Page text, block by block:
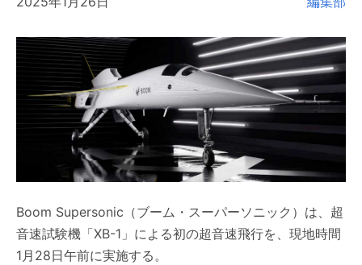
Boom Supersonic（ブーム・スーパーソニック）は、超
音速試験機「XB-1」による初の超音速飛行を、現地時間
1月28日午前に実施する。